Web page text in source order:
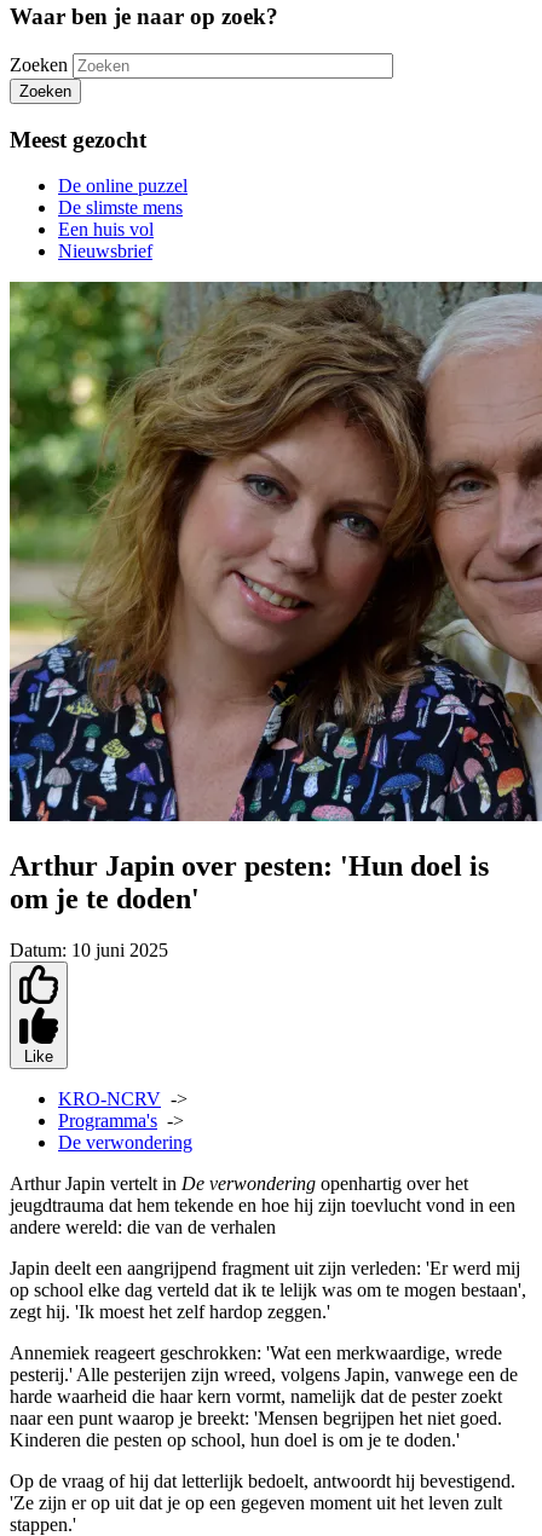
Waar ben je naar op zoek?
Zoeken
Zoeken
Meest gezocht
De online puzzel
De slimste mens
Een huis vol
Nieuwsbrief
Arthur Japin over pesten: 'Hun doel is
om je te doden'
Datum: 10 juni 2025
Like
KRO-NCRV ->
Programma's ->
De verwondering
Arthur Japin vertelt in De verwondering openhartig over het
jeugdtrauma dat hem tekende en hoe hij zijn toevlucht vond in een
andere wereld: die van de verhalen
Japin deelt een aangrijpend fragment uit zijn verleden: 'Er werd mij
op school elke dag verteld dat ik te lelijk was om te mogen bestaan',
zegt hij. 'Ik moest het zelf hardop zeggen.'
Annemiek reageert geschrokken: 'Wat een merkwaardige, wrede
pesterij.' Alle pesterijen zijn wreed, volgens Japin, vanwege een de
harde waarheid die haar kern vormt, namelijk dat de pester zoekt
naar een punt waarop je breekt: 'Mensen begrijpen het niet goed.
Kinderen die pesten op school, hun doel is om je te doden.'
Op de vraag of hij dat letterlijk bedoelt, antwoordt hij bevestigend.
'Ze zijn er op uit dat je op een gegeven moment uit het leven zult
stappen.'